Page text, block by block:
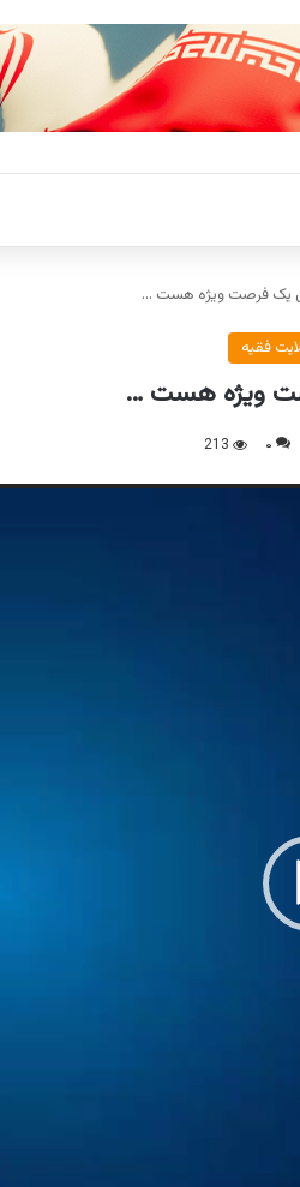
یک فرصت ویژه هست …
فقیه
ویژه هست …
۰ 213